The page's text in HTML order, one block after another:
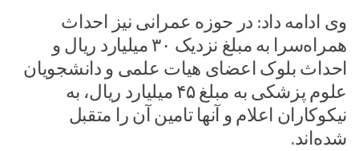
وی ادامه داد: در حوزه عمرانی نیز احداث
همراه‌سرا به مبلغ نزدیک ۳۰ میلیارد ریال و
احداث بلوک اعضای هیات علمی و دانشجویان
علوم پزشکی به مبلغ ۴۵ میلیارد ریال، به
نیکوکاران اعلام و آنها تامین آن را متقبل
شده‌اند.